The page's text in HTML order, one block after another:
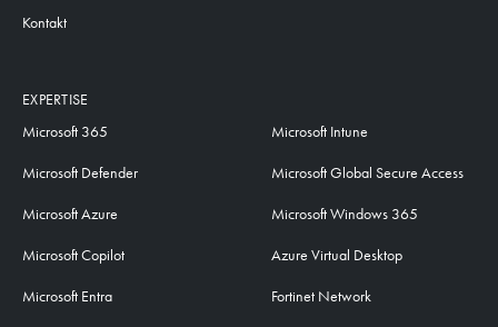
Kontakt
EXPERTISE
Microsoft 365
Microsoft Defender
Microsoft Azure
Microsoft Copilot
Microsoft Entra
Microsoft Intune
Microsoft Global Secure Access
Microsoft Windows 365
Azure Virtual Desktop
Fortinet Network